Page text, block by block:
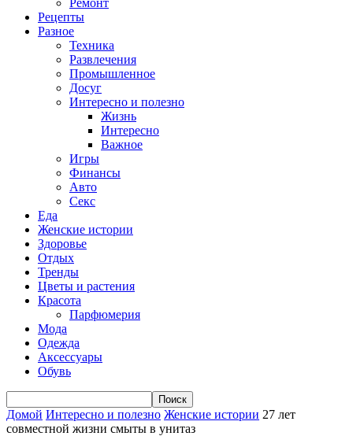
Ремонт
Рецепты
Разное
Техника
Развлечения
Промышленное
Досуг
Интересно и полезно
Жизнь
Интересно
Важное
Игры
Финансы
Авто
Секс
Еда
Женские истории
Здоровье
Отдых
Тренды
Цветы и растения
Красота
Парфюмерия
Мода
Одежда
Аксессуары
Обувь
Домой Интересно и полезно Женские истории 27 лет
совместной жизни смыты в унитаз